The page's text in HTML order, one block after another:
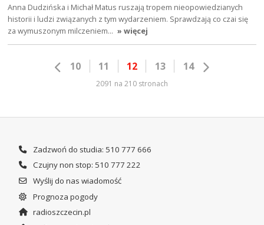
Anna Dudzińska i Michał Matus ruszają tropem nieopowiedzianych
historii i ludzi związanych z tym wydarzeniem. Sprawdzają co czai się
za wymuszonym milczeniem… » więcej
10 11 12 13 14
2091 na 210 stronach
Zadzwoń do studia: 510 777 666
Czujny non stop: 510 777 222
Wyślij do nas wiadomość
Prognoza pogody
radioszczecin.pl